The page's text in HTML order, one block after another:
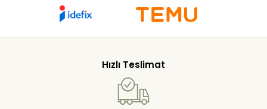
Hızlı Teslimat